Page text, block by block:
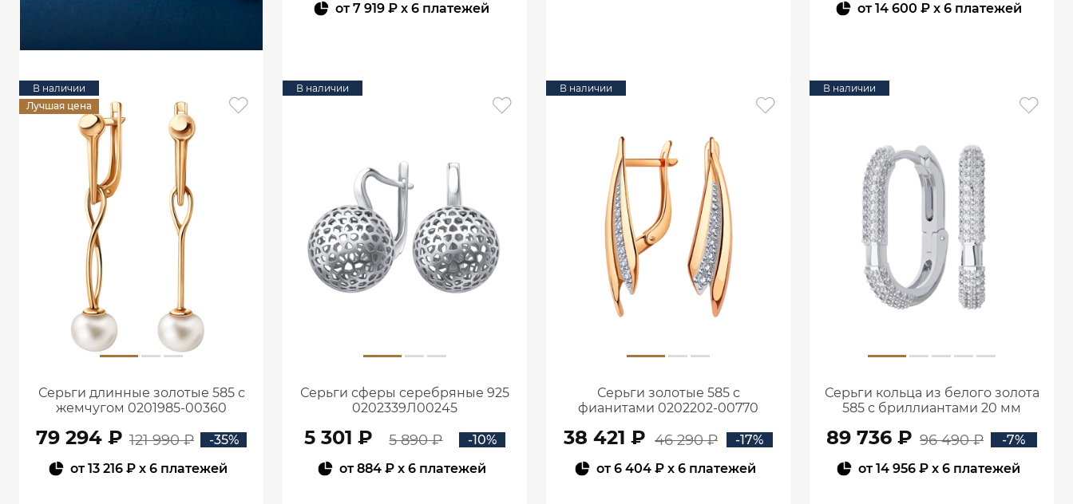
от7 919 ₽ x 6 платежей
от14 600 ₽x 6 платежей
В наличии
Лучшая цена
Серьги длинные золотые 585 с
жемчугом 0201985-00360
79 294 ₽ 121 990 ₽
-35%
от13 216 ₽ x 6 платежей
В наличии
Серьги сферы серебряные 925
0202339Л00245
5 301 ₽ 5 890 ₽
-10%
от884 ₽x 6 платежей
В наличии
Серьги золотые 585 с
фианитами 0202202-00770
38 421 ₽ 46 290 ₽
-17%
от6 404 ₽x 6 платежей
В наличии
Серьги кольца из белого золота
585 с бриллиантами 20 мм
89 736 ₽ 96 490 ₽
-7%
от14 956 ₽ x 6 платежей